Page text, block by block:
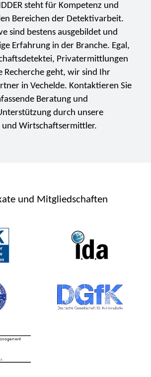
steht für Kompetenz und
Bereichen der Detektivarbeit.
sind bestens ausgebildet und
Erfahrung in der Branche. Egal,
Privatermittlungen
Recherche geht, wir sind Ihr
in Vechelde. Kontaktieren Sie
Beratung und
durch unsere
Wirtschaftsermittler.
und Mitgliedschaften